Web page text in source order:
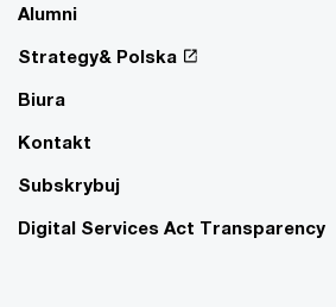
Alumni
Strategy& Polska
Biura
Kontakt
Subskrybuj
Digital Services Act Transparency